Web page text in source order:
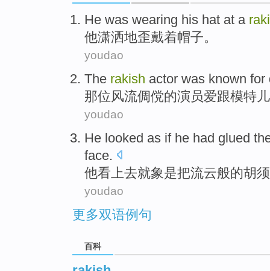
He was wearing his hat at a
他潇洒地歪戴着帽子。
youdao
The rakish actor was known for
那位风流倜傥的演员爱跟模特
youdao
He looked as if he had glued
face.
他看上去就象是把流云般的胡须
youdao
更多双语例句
百科